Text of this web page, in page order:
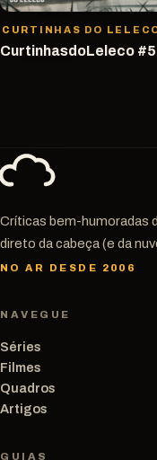
CURTINHAS DO
CurtinhasdoLeleco
Críticas bem-humoradas
direto da cabeça (e da
NO AR DESDE 2006
NAVEGUE
Séries
Filmes
Quadros
Artigos
GUIAS